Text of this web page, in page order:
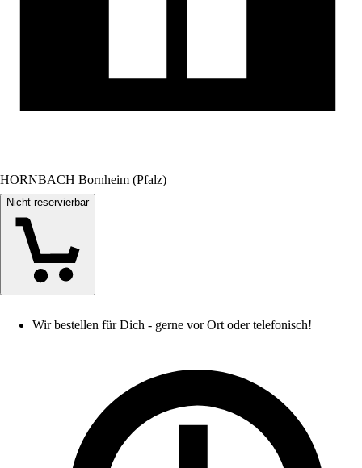
HORNBACH Bornheim (Pfalz)
Nicht reservierbar
Wir bestellen für Dich - gerne vor Ort oder telefonisch!